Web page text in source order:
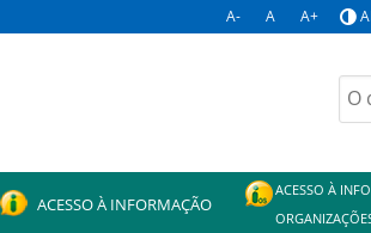
A- A A+
ACESSO À INFORMAÇÃO
ACESSO À